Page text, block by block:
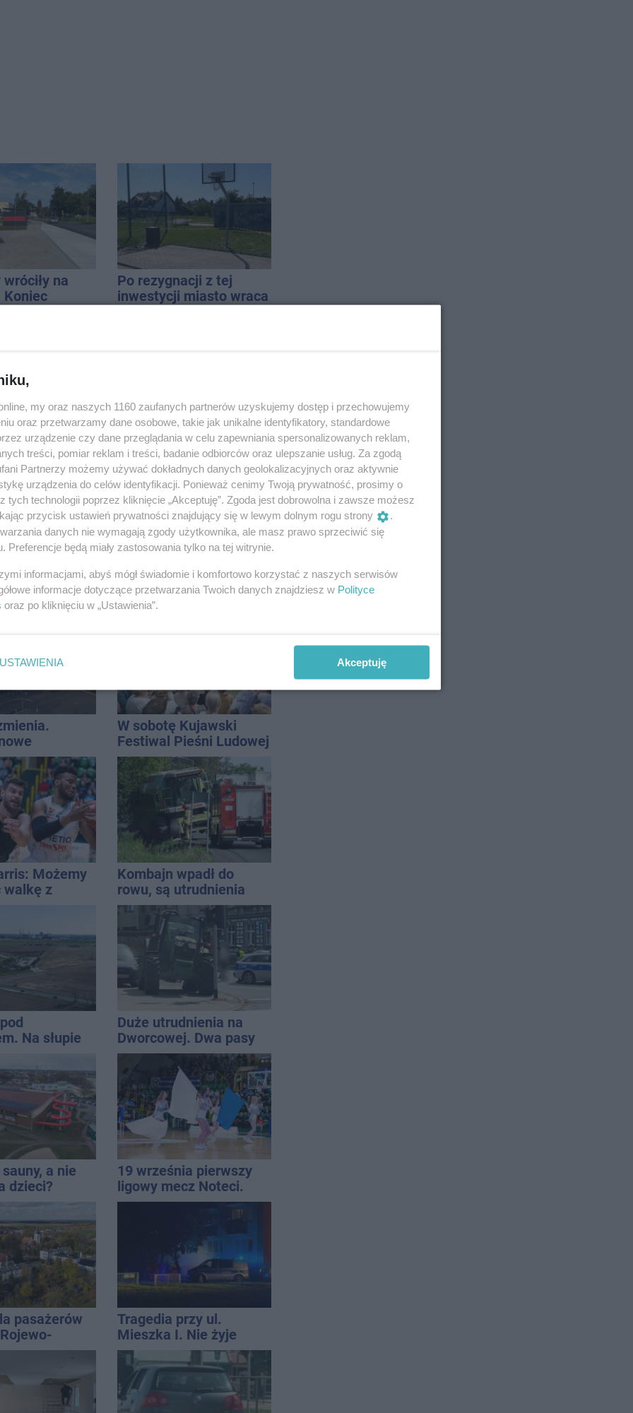
na
Koniec
Po rezygnacji z tej
inwestycji miasto wraca
ucierpiał
była
strażaków
ENEJ i Dżem wśród
gwiazd tegorocznego
święta miasta
radnych:
w
Tour de Pologne. Tak 21
lat temu kolarze
startowali z
a przed
ARENA
W sobotę Kujawski
Festiwal Pieśni Ludowej
Możemy
walkę z
Kombajn wpadł do
rowu, są utrudnienia
Na słupie
ciało
Duże utrudnienia na
Dworcowej. Dwa pasy
blokowała przyczepa od
a nie
dzieci?
19 września pierwszy
ligowy mecz Noteci.
Znamy cały terminarz
pasażerów
Tragedia przy ul.
Mieszka I. Nie żyje
osoba, która wypadła z
czwartego piętra
my oraz naszych 1160 zaufanych partnerów uzyskujemy dostęp i przechowujemy
oraz przetwarzamy dane osobowe, takie jak unikalne identyfikatory, standardowe
urządzenie czy dane przeglądania w celu zapewniania spersonalizowanych reklam,
treści, pomiar reklam i treści, badanie odbiorców oraz ulepszanie usług. Za zgodą
Partnerzy możemy używać dokładnych danych geolokalizacyjnych oraz aktywnie
urządzenia do celów identyfikacji. Ponieważ cenimy Twoją prywatność, prosimy o
tych technologii poprzez kliknięcie „Akceptuję”. Zgoda jest dobrowolna i zawsze możesz
przycisk ustawień prywatności znajdujący się w lewym dolnym rogu strony
.
danych nie wymagają zgody użytkownika, ale masz prawo sprzeciwić się
Preferencje będą miały zastosowania tylko na tej witrynie.
informacjami, abyś mógł świadomie i komfortowo korzystać z naszych serwisów
informacje dotyczące przetwarzania Twoich danych znajdziesz w Polityce
oraz po kliknięciu w „Ustawienia”.
USTAWIENIA Akceptuję